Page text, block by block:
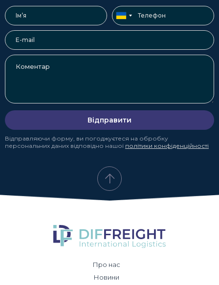
Відправити
Відправляючи форму, ви погоджуєтеся на обробку
персональних даних відповідно нашої політики конфіденційності
Про нас
Новини